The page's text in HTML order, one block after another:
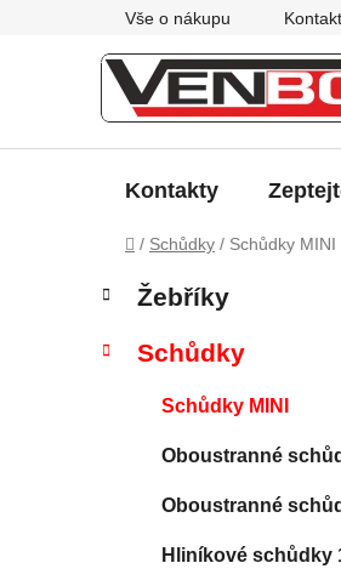
Vše o nákupu
Kontakty
Domů
/ Schůdky / Schůdky MINI
P
s
Přeskočit
kategorie
a
e
Žebříky
Schůdky
Schůdky MINI
Oboustranné
Oboustranné
Hliníkové schůdky